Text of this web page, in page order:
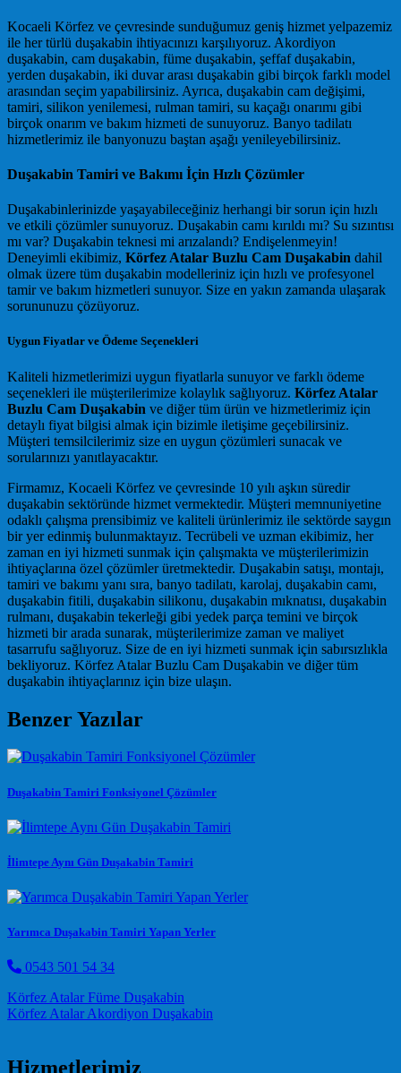
Kocaeli Körfez ve çevresinde sunduğumuz geniş hizmet yelpazemiz
ile her türlü duşakabin ihtiyacınızı karşılıyoruz. Akordiyon
duşakabin, cam duşakabin, füme duşakabin, şeffaf duşakabin,
yerden duşakabin, iki duvar arası duşakabin gibi birçok farklı model
arasından seçim yapabilirsiniz. Ayrıca, duşakabin cam değişimi,
tamiri, silikon yenilemesi, rulman tamiri, su kaçağı onarımı gibi
birçok onarım ve bakım hizmeti de sunuyoruz. Banyo tadilatı
hizmetlerimiz ile banyonuzu baştan aşağı yenileyebilirsiniz.
Duşakabin Tamiri ve Bakımı İçin Hızlı Çözümler
Duşakabinlerinizde yaşayabileceğiniz herhangi bir sorun için hızlı
ve etkili çözümler sunuyoruz. Duşakabin camı kırıldı mı? Su sızıntısı
mı var? Duşakabin teknesi mi arızalandı? Endişelenmeyin!
Deneyimli ekibimiz, Körfez Atalar Buzlu Cam Duşakabin dahil
olmak üzere tüm duşakabin modelleriniz için hızlı ve profesyonel
tamir ve bakım hizmetleri sunuyor. Size en yakın zamanda ulaşarak
sorununuzu çözüyoruz.
Uygun Fiyatlar ve Ödeme Seçenekleri
Kaliteli hizmetlerimizi uygun fiyatlarla sunuyor ve farklı ödeme
seçenekleri ile müşterilerimize kolaylık sağlıyoruz. Körfez Atalar
Buzlu Cam Duşakabin ve diğer tüm ürün ve hizmetlerimiz için
detaylı fiyat bilgisi almak için bizimle iletişime geçebilirsiniz.
Müşteri temsilcilerimiz size en uygun çözümleri sunacak ve
sorularınızı yanıtlayacaktır.
Firmamız, Kocaeli Körfez ve çevresinde 10 yılı aşkın süredir
duşakabin sektöründe hizmet vermektedir. Müşteri memnuniyetine
odaklı çalışma prensibimiz ve kaliteli ürünlerimiz ile sektörde saygın
bir yer edinmiş bulunmaktayız. Tecrübeli ve uzman ekibimiz, her
zaman en iyi hizmeti sunmak için çalışmakta ve müşterilerimizin
ihtiyaçlarına özel çözümler üretmektedir. Duşakabin satışı, montajı,
tamiri ve bakımı yanı sıra, banyo tadilatı, karolaj, duşakabin camı,
duşakabin fitili, duşakabin silikonu, duşakabin mıknatısı, duşakabin
rulmanı, duşakabin tekerleği gibi yedek parça temini ve birçok
hizmeti bir arada sunarak, müşterilerimize zaman ve maliyet
tasarrufu sağlıyoruz. Size de en iyi hizmeti sunmak için sabırsızlıkla
bekliyoruz. Körfez Atalar Buzlu Cam Duşakabin ve diğer tüm
duşakabin ihtiyaçlarınız için bize ulaşın.
Benzer Yazılar
Duşakabin Tamiri Fonksiyonel Çözümler
İlimtepe Aynı Gün Duşakabin Tamiri
Yarımca Duşakabin Tamiri Yapan Yerler
0543 501 54 34
Post navigation
Körfez Atalar Füme Duşakabin
Körfez Atalar Akordiyon Duşakabin
Hizmetlerimiz